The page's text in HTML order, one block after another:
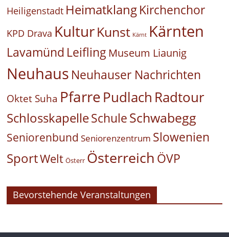
Heiligenstadt HeimatklangKirchenchor
KPD Drava KulturKunst Kärnt Kärnten
Lavamünd Leifling Museum Liaunig
Neuhaus Neuhauser Nachrichten
Oktet Suha PfarrePudlach Radtour
SchlosskapelleSchuleSchwabegg
Seniorenbund Seniorenzentrum Slowenien
SportWelt Österr Österreich ÖVP
Bevorstehende Veranstaltungen